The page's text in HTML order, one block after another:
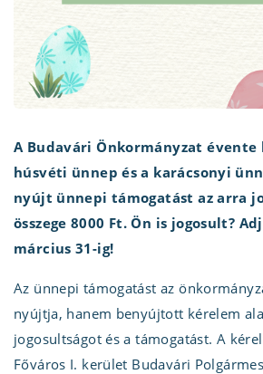
A Budavári Önkormányzat
húsvéti ünnep és a karácsonyi
nyújt ünnepi támogatást az arra
összege 8000 Ft. Ön is jogosult?
március 31-ig!
Az ünnepi támogatást az
nyújtja, hanem benyújtott kérelem
jogosultságot és a támogatást. A
Főváros I. kerület Budavári